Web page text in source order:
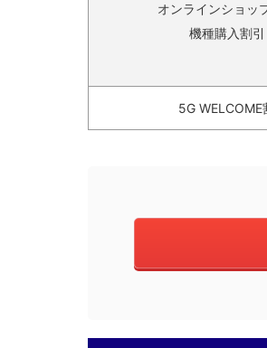
オンラインショッ
機種購入割引
5G WELCOME